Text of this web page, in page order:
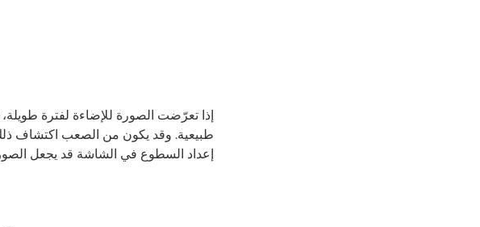
إذا تعرّضت الصورة للإضاءة لفترة
طبيعية. وقد يكون من الصعب اكتشاف
إعداد السطوع في الشاشة قد يجعل الصور